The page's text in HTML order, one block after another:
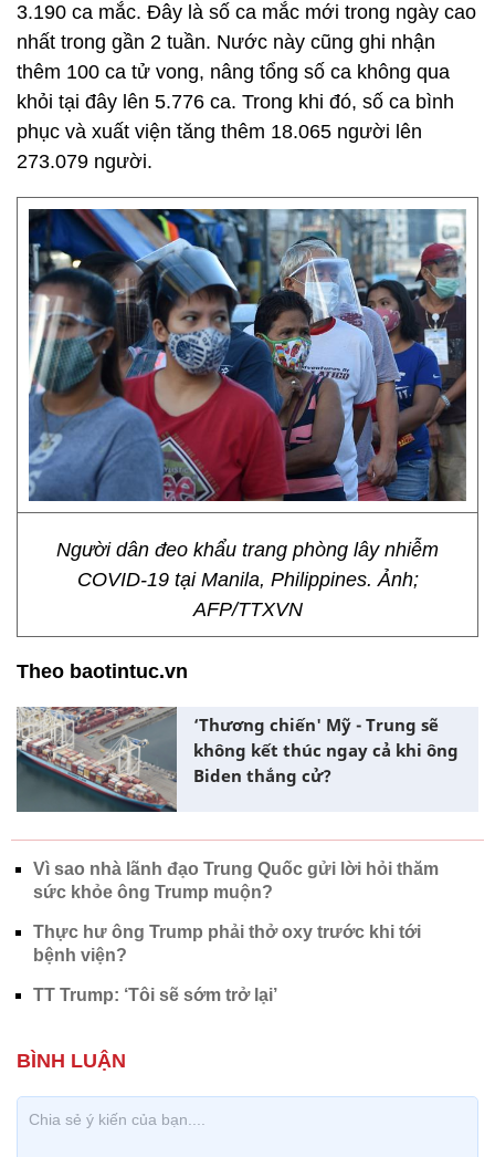
3.190 ca mắc. Đây là số ca mắc mới trong ngày cao
nhất trong gần 2 tuần. Nước này cũng ghi nhận
thêm 100 ca tử vong, nâng tổng số ca không qua
khỏi tại đây lên 5.776 ca. Trong khi đó, số ca bình
phục và xuất viện tăng thêm 18.065 người lên
273.079 người.
Người dân đeo khẩu trang phòng lây nhiễm
COVID-19 tại Manila, Philippines. Ảnh;
AFP/TTXVN
Theo baotintuc.vn
‘Thương chiến' Mỹ - Trung sẽ
không kết thúc ngay cả khi ông
Biden thắng cử?
Vì sao nhà lãnh đạo Trung Quốc gửi lời hỏi thăm
sức khỏe ông Trump muộn?
Thực hư ông Trump phải thở oxy trước khi tới
bệnh viện?
TT Trump: ‘Tôi sẽ sớm trở lại’